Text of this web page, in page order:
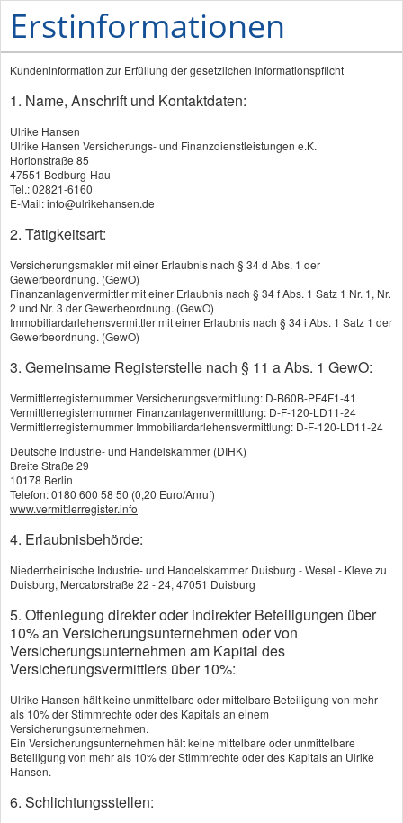
Unfallversicherung: Gute Produkte
erkennen
Wer sein Leben aktiv gestaltet, ist besonders
häufig von Unfällen bedroht. Niemand denkt
gerne daran, dass man schon als junger
Mensch durch einen schweren Sport-,
Urlaubs-, Arbeits- oder Haushaltsunfall auf
Dauer eingeschränkt werden könnte. Im Vorteil
ist im Ernstfall, wer eine Unfallversicherung
besitzt und finanziell geschützt ist. Bei der
Auswahl der richtigen Police aber nicht nur auf
den Preis achten. Wichtig ist vor allem, wie
hoch nach einem Unfall die finanziellen
Leistungen sind. Günstig sind Verträge mit
Progression: Bei hundertprozentiger Invalidität
wird je nach Tarif das Drei- bis Fünffache der
vereinbarten Versicherungssumme fällig. Bei
geringerer Invalidität bis zu einer Grenze von
meist fünfzig Prozent zahlt der Versicherer
anteilig entsprechend dem tatsächlichen
mit Beitragsrückgewähr. Hier dient nur ein Teil
der Versichertenbeiträge dem Risikoschutz –
mit dem anderen Teil muss der Versicherer die
spätere Rückerstattung finanzieren. Auch
Extraleistungen der Unfallversicherung wie
Erstinformationen
Kundeninformation zur Erfüllung der gesetzlichen Informationspflicht
1. Name, Anschrift und Kontaktdaten:
Ulrike Hansen
Ulrike Hansen Versicherungs- und Finanzdienstleistungen e.K.
Horionstraße 85
47551 Bedburg-Hau
Tel.: 02821-6160
E-Mail: info@ulrikehansen.de
2. Tätigkeitsart:
Versicherungsmakler mit einer Erlaubnis nach § 34 d Abs. 1 der
Gewerbeordnung. (GewO)
Finanzanlagenvermittler mit einer Erlaubnis nach § 34 f Abs. 1 Satz 1 Nr. 1, Nr.
2 und Nr. 3 der Gewerbeordnung. (GewO)
Immobiliardarlehensvermittler mit einer Erlaubnis nach § 34 i Abs. 1 Satz 1 der
Gewerbeordnung. (GewO)
3. Gemeinsame Registerstelle nach § 11 a Abs. 1 GewO:
Vermittlerregisternummer Versicherungsvermittlung: D-B60B-PF4F1-41
Vermittlerregisternummer Finanzanlagenvermittlung: D-F-120-LD11-24
Vermittlerregisternummer Immobiliardarlehensvermittlung: D-F-120-LD11-24
Deutsche Industrie- und Handelskammer (DIHK)
Breite Straße 29
10178 Berlin
Telefon: 0180 600 58 50 (0,20 Euro/Anruf)
www.vermittlerregister.info
4. Erlaubnisbehörde:
Niederrheinische Industrie- und Handelskammer Duisburg - Wesel - Kleve zu
Duisburg, Mercatorstraße 22 - 24, 47051 Duisburg
5. Offenlegung direkter oder indirekter Beteiligungen über
10% an Versicherungsunternehmen oder von
Versicherungsunternehmen am Kapital des
Versicherungsvermittlers über 10%:
Ulrike Hansen hält keine unmittelbare oder mittelbare Beteiligung von mehr
als 10% der Stimmrechte oder des Kapitals an einem
Versicherungsunternehmen.
Ein Versicherungsunternehmen hält keine mittelbare oder unmittelbare
Beteiligung von mehr als 10% der Stimmrechte oder des Kapitals an Ulrike
Hansen.
6. Schlichtungsstellen: